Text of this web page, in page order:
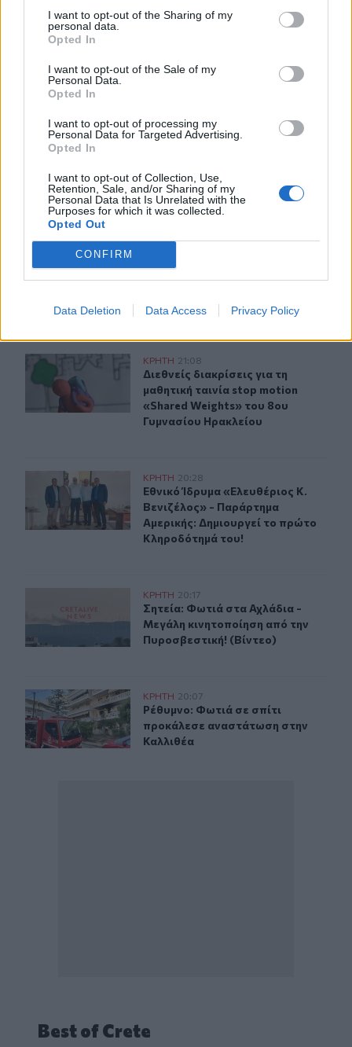
I want to opt-out of the Sharing of my
personal data.
Opted In
I want to opt-out of the Sale of my
Personal Data.
Opted In
I want to opt-out of processing my
Personal Data for Targeted Advertising.
Opted In
I want to opt-out of Collection, Use,
Retention, Sale, and/or Sharing of my
Personal Data that Is Unrelated with the
Purposes for which it was collected.
Opted Out
CONFIRM
Data Deletion Data Access Privacy Policy
ΠΕΡΙΣΣΟΤΕΡΑ
Καιρός: “Πορτοκαλί” συναγερμός στην Κρήτη - Ζέστη
Καιρός: “Πορτοκαλί” συναγερμός
Καιρός: “Πορτοκαλί” συναγερμός
στην Κρήτη - Ζέστη και πολύ
υψηλός κίνδυνος πυρκαγιάς!
Μεταναστευτικό: Σύλληψη 18χρονου διακινητή για
Μεταναστευτικό: Σύλληψη
Μεταναστευτικό: Σύλληψη
"καραβιά" στον Τσούτσουρα
Διεθνείς διακρίσεις για τη μαθητική ταινία stop
ΚΡΗΤΗ 21:08
Διεθνείς διακρίσεις για τη
Διεθνείς διακρίσεις για τη
μαθητική ταινία stop motion
«Shared Weights» του 8ου
Γυμνασίου Ηρακλείου
Εθνικό Ίδρυμα «Ελευθέριος Κ. Βενιζέλος» -
ΚΡΗΤΗ 20:28
Εθνικό Ίδρυμα «Ελευθέριος Κ.
Εθνικό Ίδρυμα «Ελευθέριος Κ.
Βενιζέλος» - Παράρτημα
Αμερικής: Δημιουργεί το πρώτο
Κληροδότημά του!
Σητεία: Φωτιά στα Αχλάδια - Μεγάλη κινητοποίηση
ΚΡΗΤΗ 20:17
Σητεία: Φωτιά στα Αχλάδια -
Σητεία: Φωτιά στα Αχλάδια -
Μεγάλη κινητοποίηση από την
Πυροσβεστική! (Βίντεο)
Ρέθυμνο: Φωτιά σε σπίτι προκάλεσε αναστάτωση στην
ΚΡΗΤΗ 20:07
Ρέθυμνο: Φωτιά σε σπίτι
Ρέθυμνο: Φωτιά σε σπίτι
προκάλεσε αναστάτωση στην
Καλλιθέα
Best of Crete